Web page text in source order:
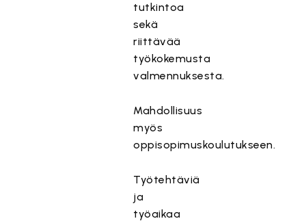
tutkintoa
sekä
riittävää
työkokemusta
valmennuksesta.
Mahdollisuus
myös
oppisopimuskoulutukseen.
Työtehtäviä
ja
työaikaa